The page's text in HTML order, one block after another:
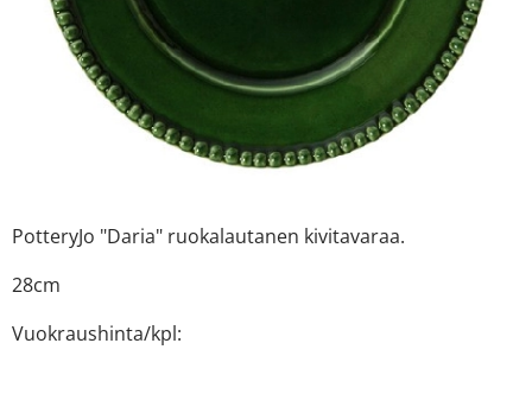
PotteryJo "Daria" ruokalautanen kivitavaraa.
28cm
Vuokraushinta/kpl: